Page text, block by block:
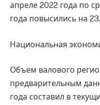
апреле 2022 года по
года повысились на
Национальная
Объем валового
предварительным
года составил в